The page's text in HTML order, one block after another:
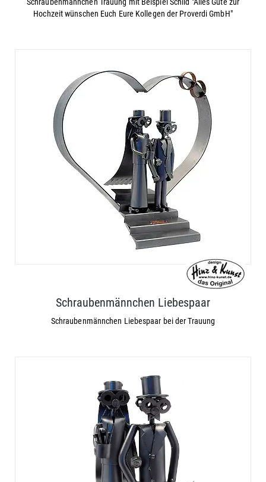
Hochzeit wünschen Euch Eure Kollegen der Proverdi GmbH"
Schraubenmännchen Liebespaar
Schraubenmännchen Liebespaar bei der Trauung